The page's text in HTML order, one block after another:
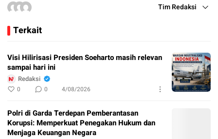
Tim Redaksi
Terkait
Visi Hilirisasi Presiden Soeharto masih relevan
sampai hari ini
Redaksi
0 0 4/08/2026
Polri di Garda Terdepan Pemberantasan
Korupsi: Memperkuat Penegakan Hukum dan
Menjaga Keuangan Negara